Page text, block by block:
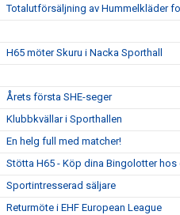
Totalutförsäljning av Hummelkläder
H65 möter Skuru i Nacka Sporthall
Årets första SHE-seger
Klubbkvällar i Sporthallen
En helg full med matcher!
Stötta H65 - Köp dina Bingolotter hos
Sportintresserad säljare
Returmöte i EHF European League